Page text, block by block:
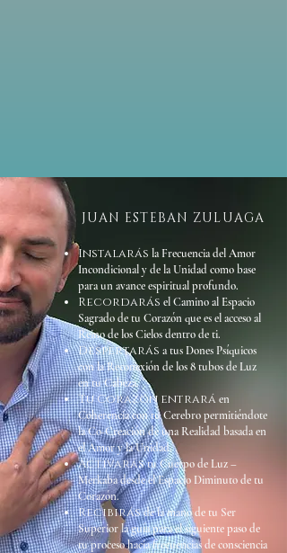
JUAN ESTEBAN ZULUAGA
Instalarás la Frecuencia del Amor
Incondicional y de la Unidad como base
para un avance espiritual profundo.
Recordarás el Camino al Espacio
Sagrado de tu Corazón que es el acceso al
Reino de los Cielos dentro de ti.
Despertarás a tus Dones Psíquicos
con la Reconexión de los 8 tubos de Luz
en tu Cabeza.
Tu Corazón entraráen
Coherencia con tu Cerebro permitiéndote
la Co-Creación de una Realidad basada en
el Amor y la Unidad.
Activarástu Cuerpo de Luz –
Merkaba desde el Espacio Diminuto de tu
Corazón.
Recibirásde la mano de tu Ser
Superior la guía para el siguiente paso de
tu proceso hacia frecuencias de consciencia